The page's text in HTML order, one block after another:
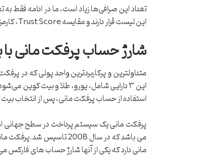
تعداد این صرافی‌ها زیاد است، ما در ادامه فقط
این لیست قرار دارند و مقایسه Trust Score، کارمزد و قیمت خرید و فروش در آنها می‌توان صرافی مناسبی را انتخاب کرد.
شارژ حساب پرفکت مانی
این ۳ دارایی شامل، یورو، طلا و بیت کوین
استفاده از حساب پرفکت مانی، پس از انتخاب
پرفکت مانی یک سیستم پرداخت در سطح جهانی
می باشد که در سال
مانی دارد که یکی از آنها شارژ حساب های فارکس